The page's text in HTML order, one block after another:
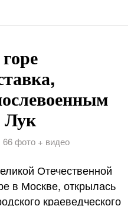
Лук
66 фото + видео
Отечественной
в Москве, открылась
краеведческого